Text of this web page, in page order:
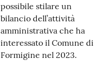
possibile stilare un
bilancio dell’attività
amministrativa che ha
interessato il Comune di
Formigine nel 2023.